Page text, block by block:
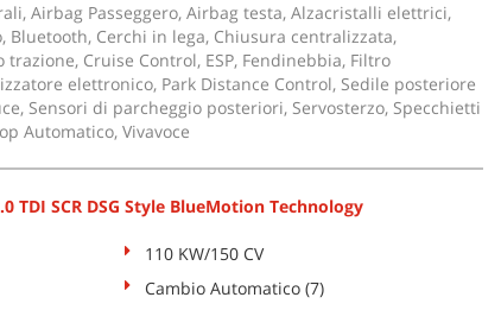
Airbag Passeggero, Airbag testa, Alzacristalli elettrici,
Bluetooth, Cerchi in lega, Chiusura centralizzata,
Cruise Control, ESP, Fendinebbia, Filtro
elettronico, Park Distance Control, Sedile posteriore
Sensori di parcheggio posteriori, Servosterzo, Specchietti
Automatico, Vivavoce
TDI SCR DSG Style BlueMotion Technology
110 KW/150 CV
Cambio Automatico (7)